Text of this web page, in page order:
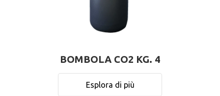
BOMBOLA CO2 KG. 4
Esplora di più